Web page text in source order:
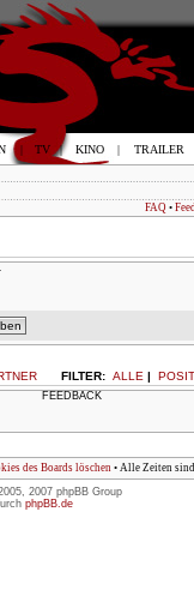
FAQ •
FILTER: ALLE |
FEEDBACK
des Boards löschen • Alle Zeiten
2007 phpBB Group
phpBB.de
| TV | KINO | TRAILER